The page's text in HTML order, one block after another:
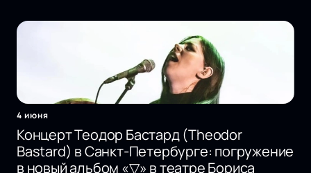
4 июня
Концерт Теодор Бастард (Theodor
Bastard) в Санкт-Петербурге: погружение
в новый альбом «▽» в театре Бориса